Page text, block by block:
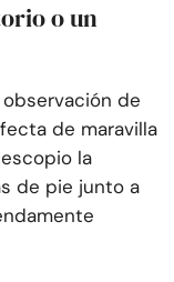
o un
de
de maravilla
la
de pie junto a